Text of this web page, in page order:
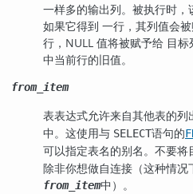
一样多的输出列。被执行时，
如果它得到 一行，其列值会
行，NULL 值将被赋予给 目
中当前行的旧值。
from_item
表表达式允许来自其他表的列
中。这使用与 SELECT语句的
可以指定表名的别名。不要将
除非你想做自连接（这种情
from_item中）。